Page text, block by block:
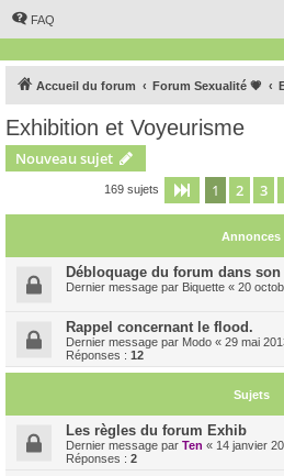
FAQ
Accueil du forum Forum Sexualité 💗
Exhibition et Voyeurisme
Nouveau sujet
169 sujets Page 1sur7
1 2 3
Annonces
Débloquage du forum dans son
Dernier message par Biquette « 20
Rappel concernant le flood.
Dernier message par Modo « 29 mai
Réponses : 12
Sujets
Les règles du forum Exhib
Dernier message par Ten « 14 janvier
Réponses : 2